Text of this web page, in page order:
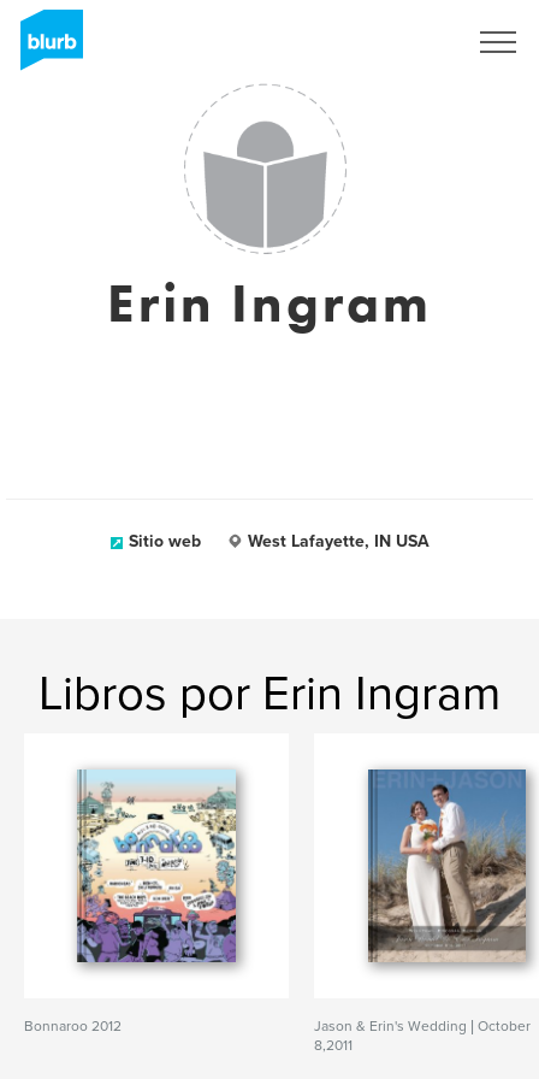
Erin Ingram
Sitio web West Lafayette, IN USA
Libros por Erin Ingram
Bonnaroo 2012
Jason & Erin's Wedding | October
8,2011